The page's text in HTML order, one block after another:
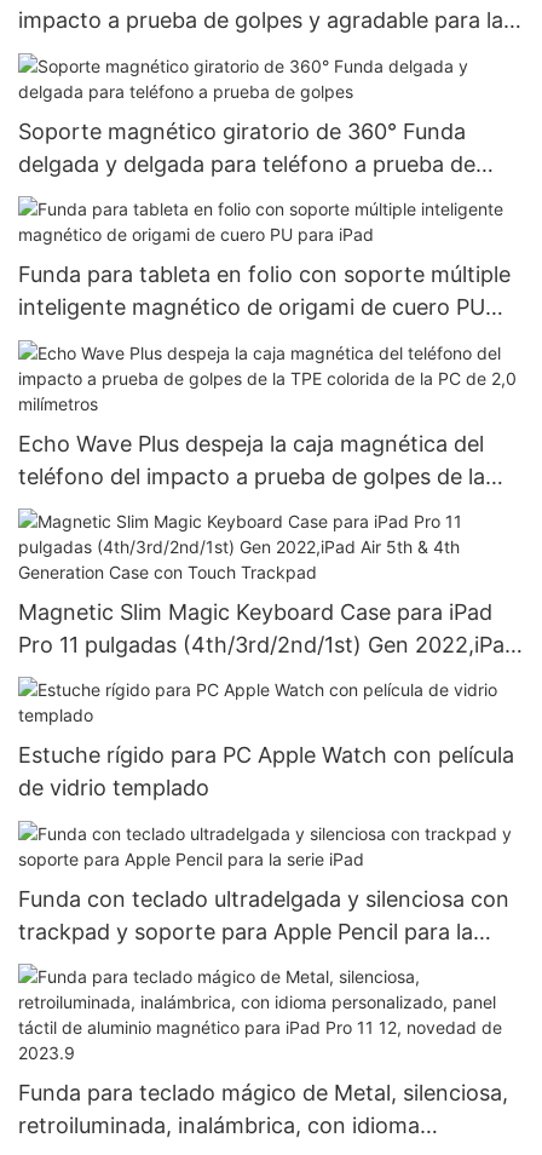
impacto a prueba de golpes y agradable para la
piel
Soporte magnético giratorio de 360° Funda
delgada y delgada para teléfono a prueba de
golpes
Funda para tableta en folio con soporte múltiple
inteligente magnético de origami de cuero PU
para iPad
Echo Wave Plus despeja la caja magnética del
teléfono del impacto a prueba de golpes de la
TPE colorida de la PC de 2,0 milímetros
Magnetic Slim Magic Keyboard Case para iPad
Pro 11 pulgadas (4th/3rd/2nd/1st) Gen 2022,iPad
Air 5th & 4th Generation Case con Touch
Trackpad
Estuche rígido para PC Apple Watch con película
de vidrio templado
Funda con teclado ultradelgada y silenciosa con
trackpad y soporte para Apple Pencil para la
serie iPad
Funda para teclado mágico de Metal, silenciosa,
retroiluminada, inalámbrica, con idioma